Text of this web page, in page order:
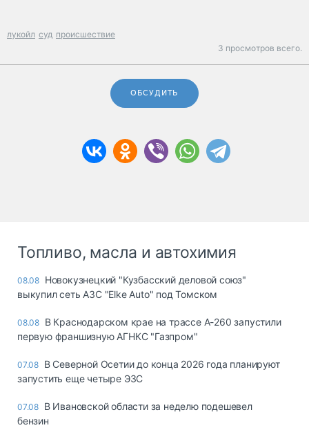
лукойл суд происшествие
3 просмотров всего.
ОБСУДИТЬ
Топливо, масла и автохимия
08.08 Новокузнецкий "Кузбасский деловой союз"
выкупил сеть АЗС "Elke Auto" под Томском
08.08 В Краснодарском крае на трассе А-260 запустили
первую франшизную АГНКС "Газпром"
07.08 В Северной Осетии до конца 2026 года планируют
запустить еще четыре ЭЗС
07.08 В Ивановской области за неделю подешевел
бензин